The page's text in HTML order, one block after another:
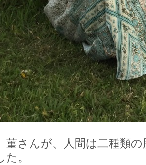
菫さんが、人間は二種類
。